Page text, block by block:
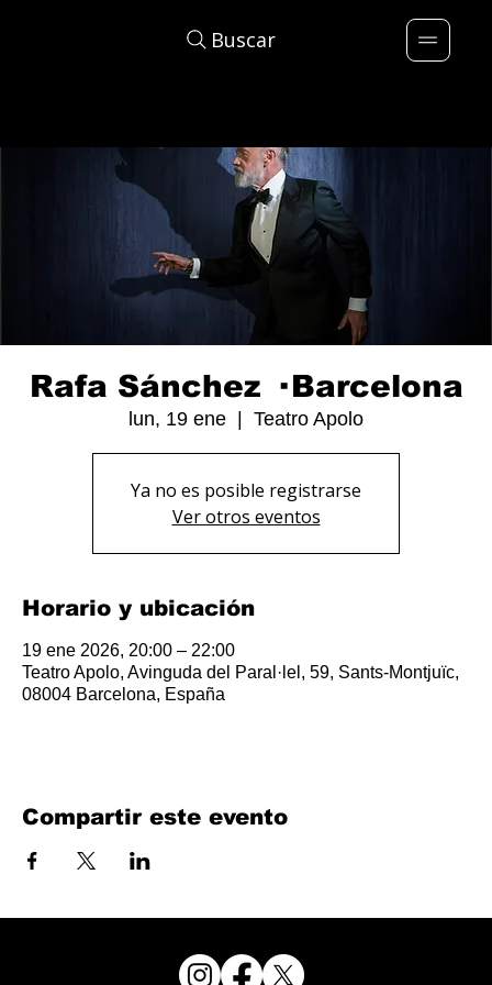
Buscar
Rafa Sánchez · Barcelona
lun, 19 ene Teatro Apolo
Ya no es posible registrarse
Ver otros eventos
Horario y ubicación
19 ene 2026, 20:00 – 22:00
Teatro Apolo, Avinguda del Paral·lel, 59, Sants-Montjuïc,
08004 Barcelona, España
Compartir este evento